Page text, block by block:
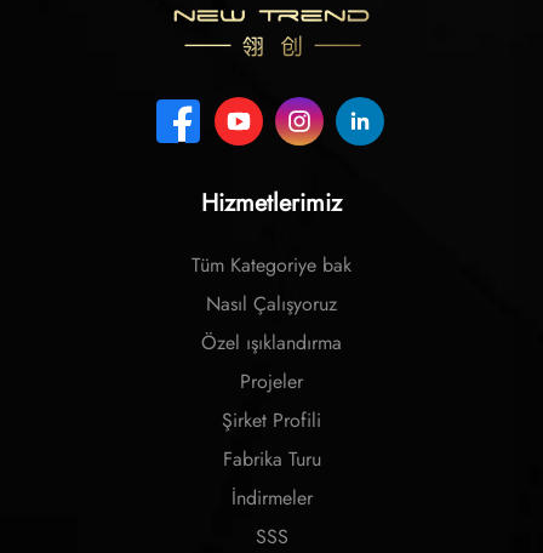
Hizmetlerimiz
Tüm Kategoriye bak
Nasıl Çalışyoruz
Özel ışıklandırma
Projeler
Şirket Profili
Fabrika Turu
İndirmeler
SSS